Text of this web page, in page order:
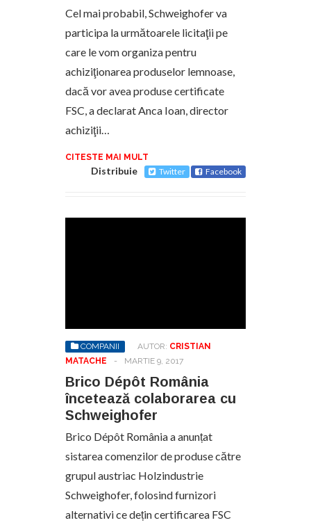
Cel mai probabil, Schweighofer va
participa la următoarele licitaţii pe
care le vom organiza pentru
achiziţionarea produselor lemnoase,
dacă vor avea produse certificate
FSC, a declarat Anca Ioan, director
achiziţii…
CITESTE MAI MULT
Distribuie Twitter Facebook
COMPANII AUTOR: CRISTIAN
MATACHE
- MARTIE 9, 2017
Brico Dépôt România
încetează colaborarea cu
Schweighofer
Brico Dépôt România a anunțat
sistarea comenzilor de produse către
grupul austriac Holzindustrie
Schweighofer, folosind furnizori
alternativi ce dețin certificarea FSC